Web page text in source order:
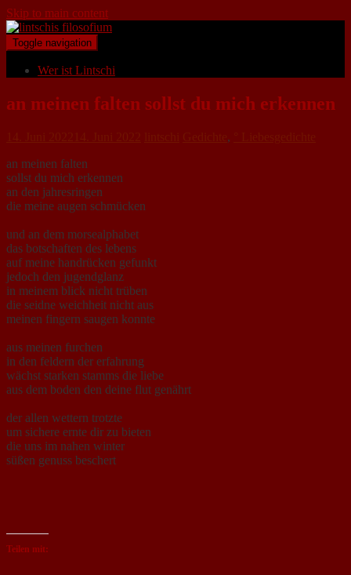
Skip to main content
Toggle navigation
Wer ist Lintschi
an meinen falten sollst du mich erkennen
,
an meinen falten
sollst du mich erkennen
an den jahresringen
die meine augen schmücken
und an dem morsealphabet
das botschaften des lebens
auf meine handrücken gefunkt
jedoch den jugendglanz
in meinem blick nicht trüben
die seidne weichheit nicht aus
meinen fingern saugen konnte
aus meinen furchen
in den feldern der erfahrung
wächst starken stamms die liebe
aus dem boden den deine flut genährt
der allen wettern trotzte
um sichere ernte dir zu bieten
die uns im nahen winter
süßen genuss beschert
Teilen mit: